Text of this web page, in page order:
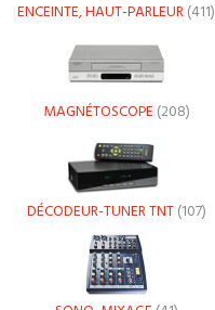
ENCEINTE, HAUT-PARLEUR(411)
MAGNÉTOSCOPE (208)
DÉCODEUR-TUNER TNT(107)